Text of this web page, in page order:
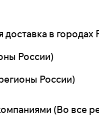
в городах
России)
России)
(Во все